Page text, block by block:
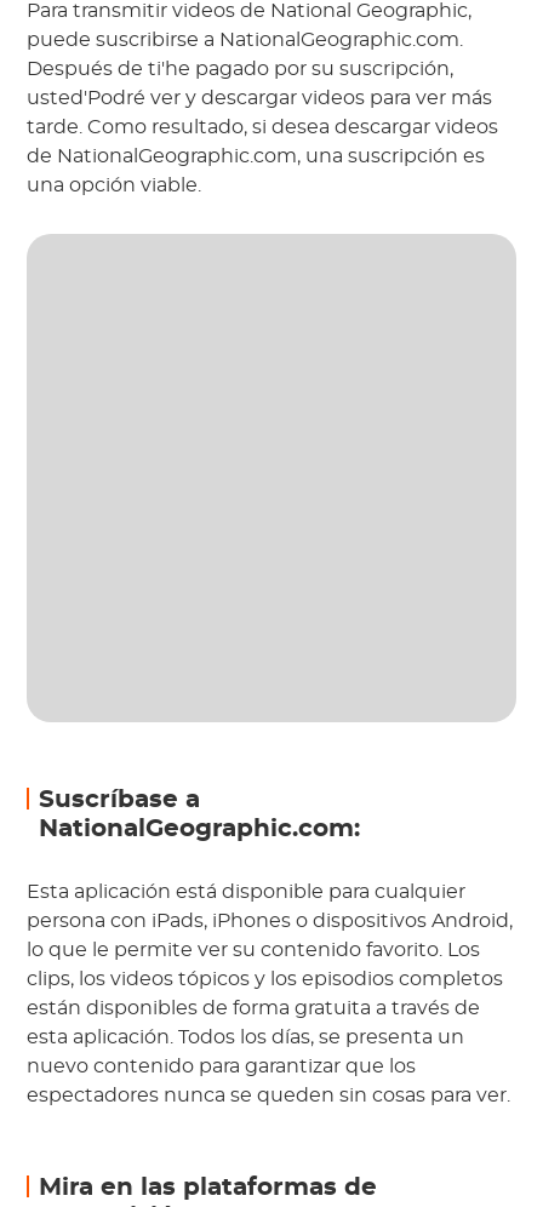
Para transmitir videos de National Geographic,
puede suscribirse a NationalGeographic.com.
Después de ti'he pagado por su suscripción,
usted'Podré ver y descargar videos para ver más
tarde. Como resultado, si desea descargar videos
de NationalGeographic.com, una suscripción es
una opción viable.
Suscríbase a
NationalGeographic.com:
Esta aplicación está disponible para cualquier
persona con iPads, iPhones o dispositivos Android,
lo que le permite ver su contenido favorito. Los
clips, los videos tópicos y los episodios completos
están disponibles de forma gratuita a través de
esta aplicación. Todos los días, se presenta un
nuevo contenido para garantizar que los
espectadores nunca se queden sin cosas para ver.
Mira en las plataformas de